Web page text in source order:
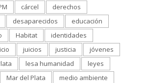
cárcel
derechos
desaparecidos
educación
Habitat
identidades
juicios justicia
jóvenes
lesa humanidad
leyes
Mar del Plata
medio ambiente